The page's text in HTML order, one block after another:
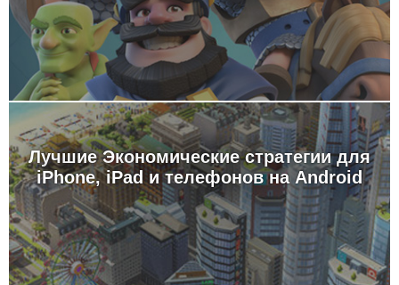
Лучшие Экономические стратегии для
iPhone, iPad и телефонов на Android